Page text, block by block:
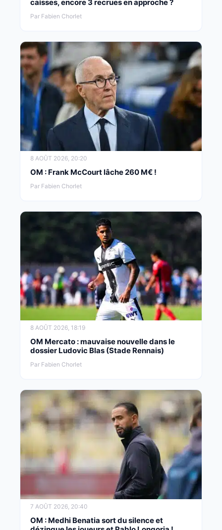
caisses, encore 3 recrues en approche ?
Par Fabien Chorlet
8 AOÛT 2026, 20:20
OM : Frank McCourt lâche 260 M€ !
Par Fabien Chorlet
8 AOÛT 2026, 18:19
OM Mercato : mauvaise nouvelle dans le
dossier Ludovic Blas (Stade Rennais)
Par Fabien Chorlet
7 AOÛT 2026, 20:40
OM : Medhi Benatia sort du silence et